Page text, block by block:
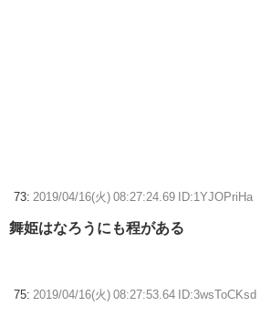
73: 2019/04/16(火) 08:27:24.69 ID:1YJOPriHa
舞姫はなろうにも程がある
75: 2019/04/16(火) 08:27:53.64 ID:3wsToCKsd